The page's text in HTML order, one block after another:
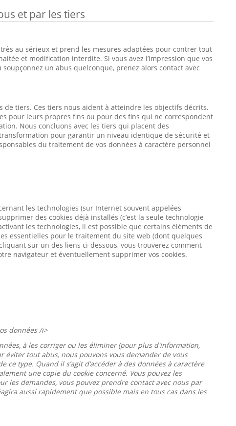
et par les tiers
au sérieux et prend les mesures adaptées pour contrer tout
et modification interdite. Si vous avez l’impression que vos
un abus quelconque, prenez alors contact avec
de tiers. Ces tiers nous aident à atteindre les objectifs décrits.
pour leurs propres fins ou pour des fins qui ne correspondent
Nous concluons avec les tiers qui placent des
pour garantir un niveau identique de sécurité et
du traitement de vos données à caractère personnel
les technologies (sur Internet souvent appelées
des cookies déjà installés (c’est la seule technologie
les technologies, il est possible que certains éléments de
essentielles pour le traitement du site web (dont quelques
sur un des liens ci-dessous, vous trouverez comment
navigateur et éventuellement supprimer vos cookies.
données /i>
à les corriger ou les éliminer (pour plus d'information,
éviter tout abus, nous pouvons vous demander de vous
type. Quand il s’agit d’accéder à des données à caractère
une copie du cookie concerné. Vous pouvez les
les demandes, vous pouvez prendre contact avec nous par
aussi rapidement que possible mais en tous cas dans les